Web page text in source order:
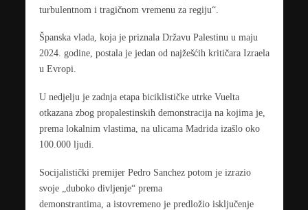
turbulentnom i tragičnom vremenu za regiju“.
Španska vlada, koja je priznala Državu Palestinu u maju
2024. godine, postala je jedan od najžešćih kritičara Izraela
u Evropi.
U nedjelju je zadnja etapa biciklističke utrke Vuelta
otkazana zbog propalestinskih demonstracija na kojima je,
prema lokalnim vlastima, na ulicama Madrida izašlo oko
100.000 ljudi.
Socijalistički premijer Pedro Sanchez potom je izrazio
svoje „duboko divljenje“ prema
demonstrantima, a istovremeno je predložio isključenje